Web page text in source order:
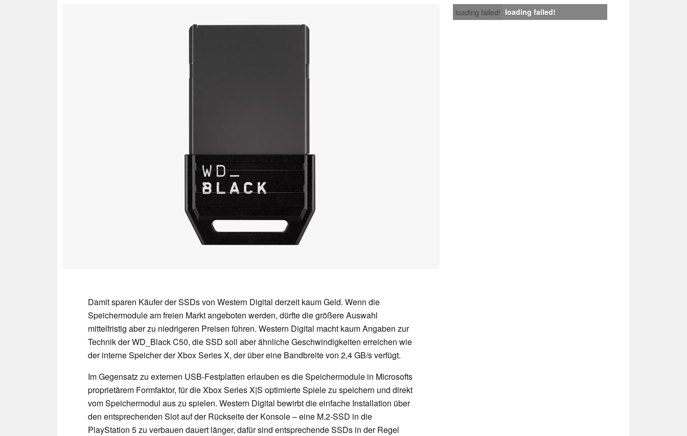
loading failed! loading failed!
Damit sparen Käufer der SSDs von Western Digital derzeit kaum Geld. Wenn die
Speichermodule am freien Markt angeboten werden, dürfte die größere Auswahl
mittelfristig aber zu niedrigeren Preisen führen. Western Digital macht kaum Angaben zur
Technik der WD_Black C50, die SSD soll aber ähnliche Geschwindigkeiten erreichen wie
der interne Speicher der Xbox Series X, der über eine Bandbreite von 2,4 GB/s verfügt.
Im Gegensatz zu externen USB-Festplatten erlauben es die Speichermodule in Microsofts
proprietärem Formfaktor, für die Xbox Series X|S optimierte Spiele zu speichern und direkt
vom Speichermodul aus zu spielen. Western Digital bewirbt die einfache Installation über
den entsprechenden Slot auf der Rückseite der Konsole – eine M.2-SSD in die
PlayStation 5 zu verbauen dauert länger, dafür sind entsprechende SSDs in der Regel